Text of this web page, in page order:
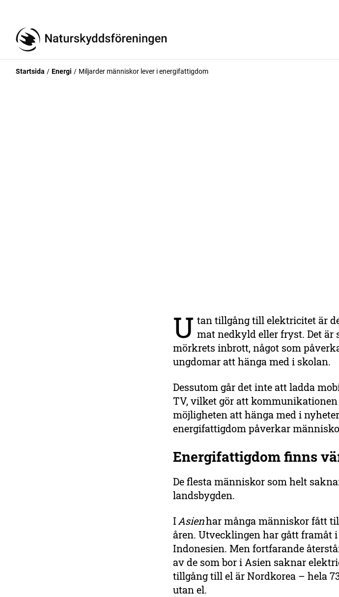
Startsida Energi Miljarder människor lever i energifattigdom
U tan tillgång till elektricitet är
mat nedkyld eller fryst. Det är
mörkrets inbrott, något som
ungdomar att hänga med i skolan.
Dessutom går det inte att ladda
TV, vilket gör att
möjligheten att hänga med i
energifattigdom påverkar
Energifattigdom finns
De flesta människor som helt
landsbygden.
IAsienhar många människor fått
åren. Utvecklingen har gått framåt
Indonesien. Men fortfarande
av de som bor i Asien saknar
tillgång till el är Nordkorea – hela
utan el.